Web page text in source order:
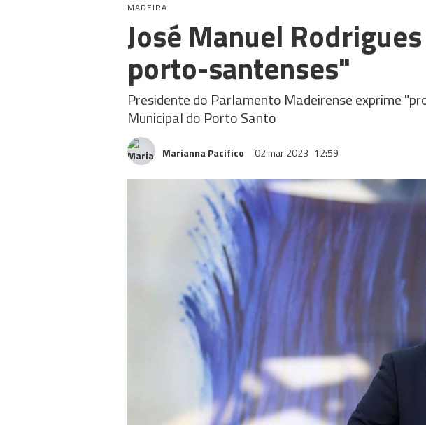
MADEIRA
José Manuel
porto-santenses"
Presidente do Parlamento Madeirense exprime
Municipal do Porto Santo
Marianna Pacifico 02 mar 2023 12:59